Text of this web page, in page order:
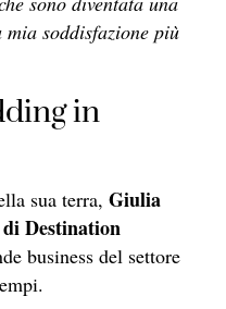
soddisfazione più
in
sua terra, Giulia
Destination
business del settore